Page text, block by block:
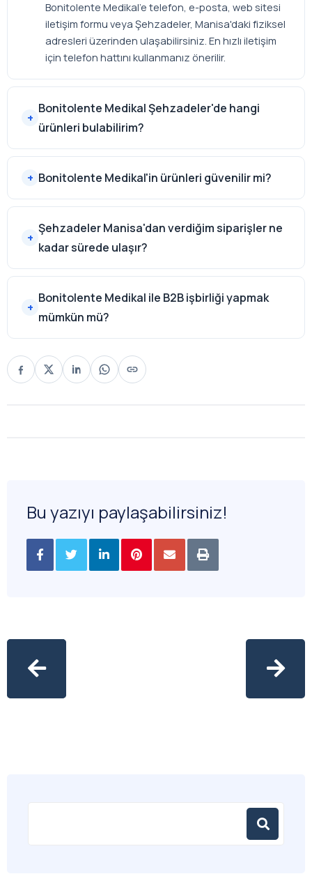
Bonitolente Medikal'e telefon, e-posta, web sitesi
iletişim formu veya Şehzadeler, Manisa'daki fiziksel
adresleri üzerinden ulaşabilirsiniz. En hızlı iletişim
için telefon hattını kullanmanız önerilir.
Bonitolente Medikal Şehzadeler'de hangi
ürünleri bulabilirim?
Bonitolente Medikal'in ürünleri güvenilir mi?
Şehzadeler Manisa'dan verdiğim siparişler ne
kadar sürede ulaşır?
Bonitolente Medikal ile B2B işbirliği yapmak
mümkün mü?
Bu yazıyı paylaşabilirsiniz!